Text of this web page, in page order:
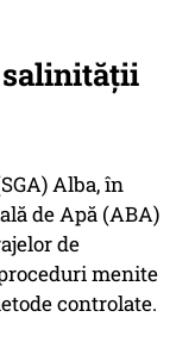
salinității
Alba, în
de Apă (ABA)
de
menite
controlate.